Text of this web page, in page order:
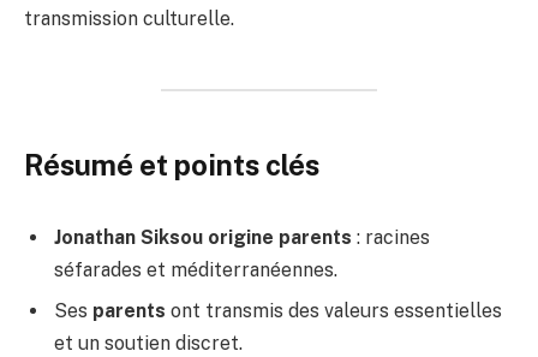
transmission culturelle.
Résumé et points clés
Jonathan Siksou origine parents : racines
séfarades et méditerranéennes.
Ses parents ont transmis des valeurs essentielles
et un soutien discret.